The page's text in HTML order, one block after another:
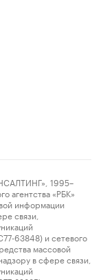
1995–
агентства «РБК»
информации
связи,
63848) и сетевого
массовой
в сфере связи,